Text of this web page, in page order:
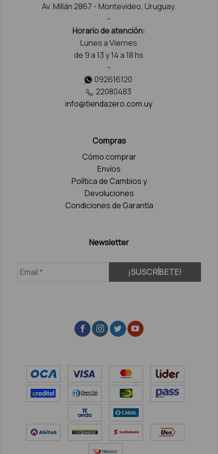
Av. Millán 2867 - Montevideo, Uruguay.
-
Horario de atención:
Lunes a Viernes
de 9 a 13 y 14 a 18 hs
-
092616120
22080483
info@tiendazero.com.uy
Compras
Cómo comprar
Envíos
Política de Cambios y
Devoluciones
Condiciones de Garantía
Newsletter